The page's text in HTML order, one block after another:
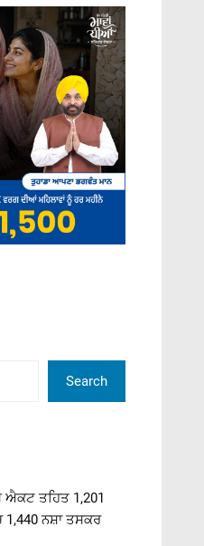
Search
ਤਹਿਤ 1,201
ਨਸ਼ਾ ਤਸਕਰ